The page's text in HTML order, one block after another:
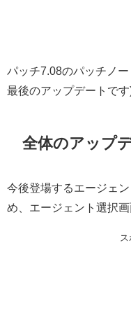
パッチ7.08のパッチノ
最後のアップデートで
全体のアップ
今後登場するエージェ
め、エージェント選択